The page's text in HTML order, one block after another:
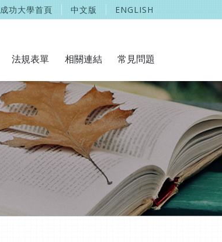
成功大學首頁 中文版 ENGLISH
法規表單 相關連結 常見問題